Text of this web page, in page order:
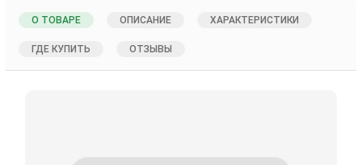
О ТОВАРЕ ОПИСАНИЕ ХАРАКТЕРИСТИКИ
ГДЕ КУПИТЬ ОТЗЫВЫ